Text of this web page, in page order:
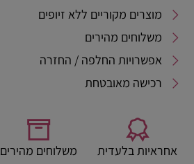
מוצרים מקוריים ללא זיופים
משלוחים מהירים
אפשרויות החלפה / החזרה
רכישה מאובטחת
אחראיות בלעדית משלוחים מהירים